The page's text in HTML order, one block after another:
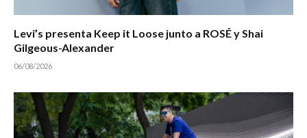
Levi’s presenta Keep it Loose junto a ROSÉ y Shai
Gilgeous-Alexander
06/08/2026